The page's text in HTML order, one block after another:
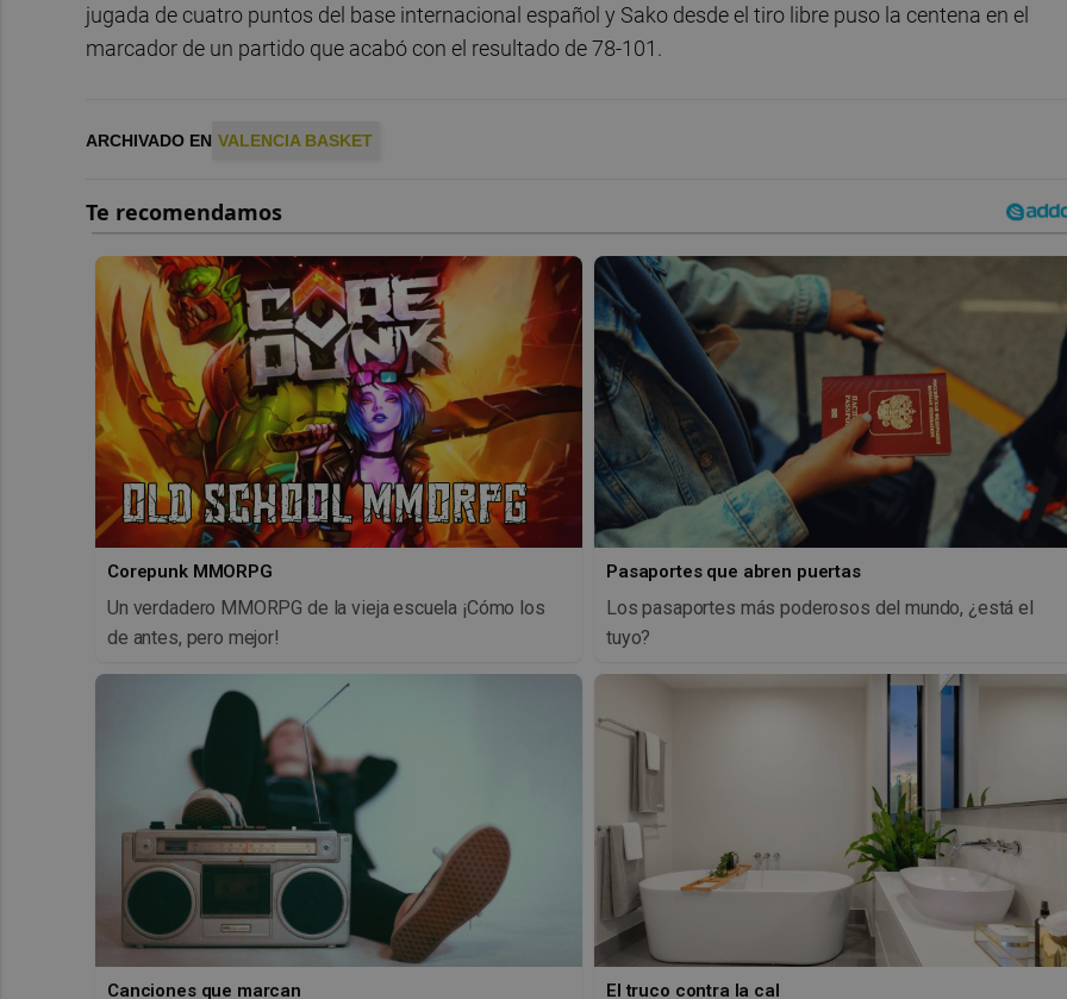
jugada de cuatro puntos del base internacional español y Sako desde el tiro libre puso la centena en el
marcador de un partido que acabó con el resultado de 78-101.
ARCHIVADO EN VALENCIA BASKET
Corepunk MMORPG
Un verdadero MMORPG de la vieja escuela ¡Cómo los
de antes, pero mejor!
Pasaportes que abren puertas
Los pasaportes más poderosos del mundo, ¿está el
tuyo?
Canciones que marcan El truco contra la cal